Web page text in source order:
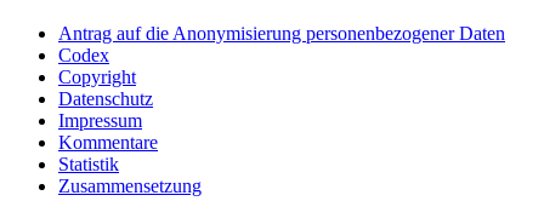
Antrag auf die Anonymisierung personenbezogener Daten
Codex
Copyright
Datenschutz
Impressum
Kommentare
Statistik
Zusammensetzung